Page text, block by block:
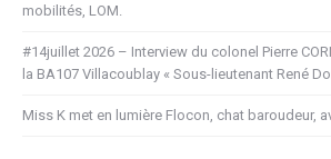
mobilités, LOM.
#14juillet 2026 – Interview du colonel Pierre
la BA107 Villacoublay « Sous-lieutenant René
Miss K met en lumière Flocon, chat baroudeur,